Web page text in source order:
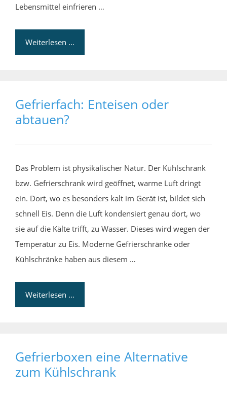
Lebensmittel einfrieren …
Weiterlesen …
Gefrierfach: Enteisen oder
abtauen?
Das Problem ist physikalischer Natur. Der Kühlschrank
bzw. Gefrierschrank wird geöffnet, warme Luft dringt
ein. Dort, wo es besonders kalt im Gerät ist, bildet sich
schnell Eis. Denn die Luft kondensiert genau dort, wo
sie auf die Kälte trifft, zu Wasser. Dieses wird wegen der
Temperatur zu Eis. Moderne Gefrierschränke oder
Kühlschränke haben aus diesem …
Weiterlesen …
Gefrierboxen eine Alternative
zum Kühlschrank